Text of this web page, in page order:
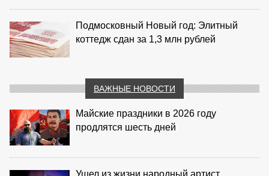
Подмосковный Новый год: Элитный
коттедж сдан за 1,3 млн рублей
ВАЖНЫЕ НОВОСТИ
Майские праздники в 2026 году
продлятся шесть дней
Ушел из жизни народный артист